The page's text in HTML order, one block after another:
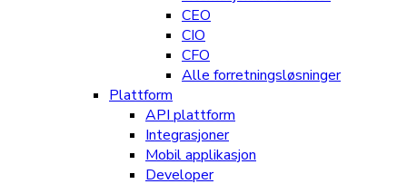
CEO
CIO
CFO
Alle forretningsløsninger
Plattform
API plattform
Integrasjoner
Mobil applikasjon
Developer